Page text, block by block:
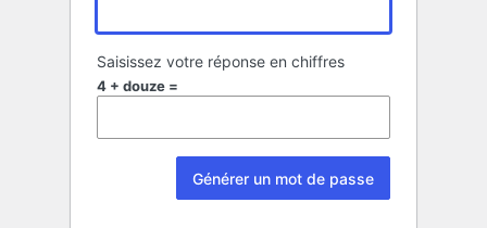
Saisissez votre réponse en chiffres
4 + douze =